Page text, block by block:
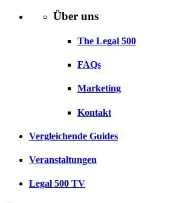
Über uns
The Legal 500
FAQs
Marketing
Kontakt
Vergleichende Guides
Veranstaltungen
Legal 500 TV